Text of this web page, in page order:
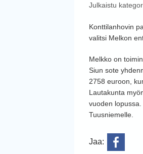
Julkaistu
Konttilanhovin
valitsi Melkon
Melkko on
Siun sote
2758 euroon,
Lautakunta
vuoden
Tuusniemelle.
Jaa: